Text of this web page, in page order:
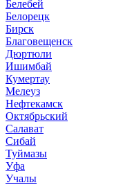
Белебей
Белорецк
Бирск
Благовещенск
Дюртюли
Ишимбай
Кумертау
Мелеуз
Нефтекамск
Октябрьский
Салават
Сибай
Туймазы
Уфа
Учалы